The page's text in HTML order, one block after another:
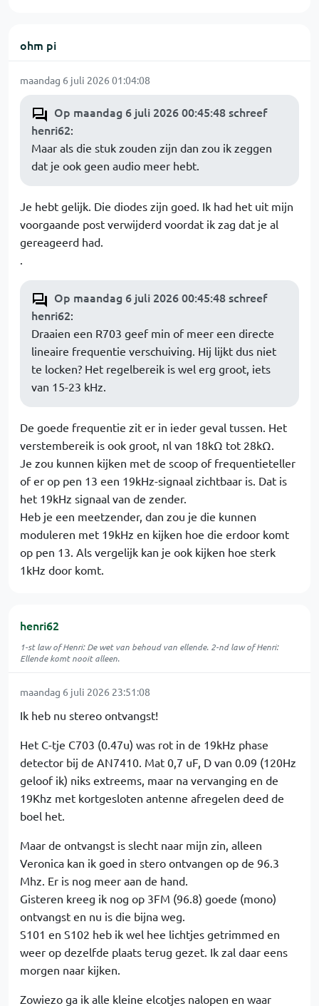
ohm pi
maandag 6 juli 2026 01:04:08
Op maandag 6 juli 2026 00:45:48 schreef
henri62:
Maar als die stuk zouden zijn dan zou ik zeggen
dat je ook geen audio meer hebt.
Je hebt gelijk. Die diodes zijn goed. Ik had het uit mijn
voorgaande post verwijderd voordat ik zag dat je al
gereageerd had.
.
Op maandag 6 juli 2026 00:45:48 schreef
henri62:
Draaien een R703 geef min of meer een directe
lineaire frequentie verschuiving. Hij lijkt dus niet
te locken? Het regelbereik is wel erg groot, iets
van 15-23 kHz.
De goede frequentie zit er in ieder geval tussen. Het
verstembereik is ook groot, nl van 18kΩ tot 28kΩ.
Je zou kunnen kijken met de scoop of frequentieteller
of er op pen 13 een 19kHz-signaal zichtbaar is. Dat is
het 19kHz signaal van de zender.
Heb je een meetzender, dan zou je die kunnen
moduleren met 19kHz en kijken hoe die erdoor komt
op pen 13. Als vergelijk kan je ook kijken hoe sterk
1kHz door komt.
henri62
1-st law of Henri: De wet van behoud van ellende. 2-nd law of Henri:
Ellende komt nooit alleen.
maandag 6 juli 2026 23:51:08
Ik heb nu stereo ontvangst!
Het C-tje C703 (0.47u) was rot in de 19kHz phase
detector bij de AN7410. Mat 0,7 uF, D van 0.09 (120Hz
geloof ik) niks extreems, maar na vervanging en de
19Khz met kortgesloten antenne afregelen deed de
boel het.
Maar de ontvangst is slecht naar mijn zin, alleen
Veronica kan ik goed in stero ontvangen op de 96.3
Mhz. Er is nog meer aan de hand.
Gisteren kreeg ik nog op 3FM (96.8) goede (mono)
ontvangst en nu is die bijna weg.
S101 en S102 heb ik wel hee lichtjes getrimmed en
weer op dezelfde plaats terug gezet. Ik zal daar eens
morgen naar kijken.
Zowiezo ga ik alle kleine elcotjes nalopen en waar